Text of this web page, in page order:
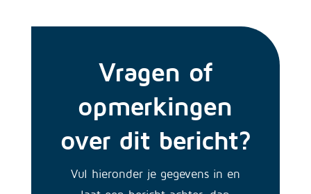
Vragen of
opmerkingen
over dit bericht?
Vul hieronder je gegevens in en